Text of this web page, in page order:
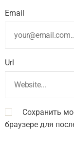
Email
Url
Сохранить
браузере для